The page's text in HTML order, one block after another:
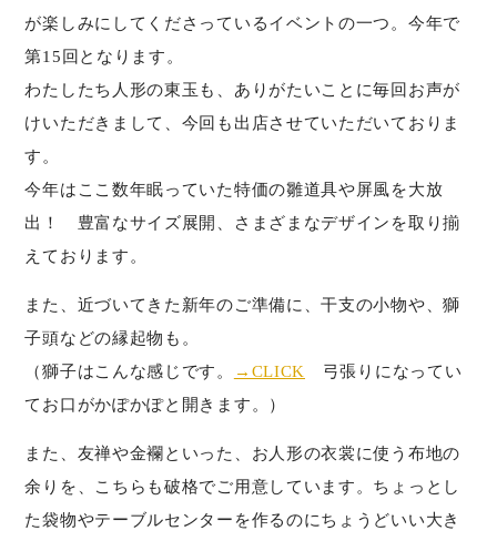
が楽しみにしてくださっているイベントの一つ。今年で
第15回となります。
わたしたち人形の東玉も、ありがたいことに毎回お声が
けいただきまして、今回も出店させていただいておりま
す。
今年はここ数年眠っていた特価の雛道具や屏風を大放
出！ 豊富なサイズ展開、さまざまなデザインを取り揃
えております。
また、近づいてきた新年のご準備に、干支の小物や、獅
子頭などの縁起物も。
（獅子はこんな感じです。
→CLICK
弓張りになってい
てお口がかぽかぽと開きます。）
また、友禅や金襴といった、お人形の衣裳に使う布地の
余りを、こちらも破格でご用意しています。ちょっとし
た袋物やテーブルセンターを作るのにちょうどいい大き